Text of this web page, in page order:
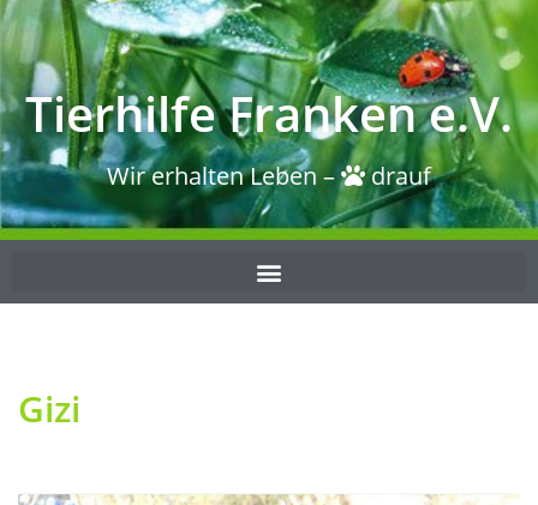
Tierhilfe Franken e.V.
Wir erhalten Leben – drauf
Gizi